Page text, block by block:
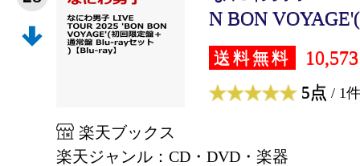
N BON
送料無料
5点 / 1件
楽天ブックス
楽天ジャンル：CD・DVD・楽器